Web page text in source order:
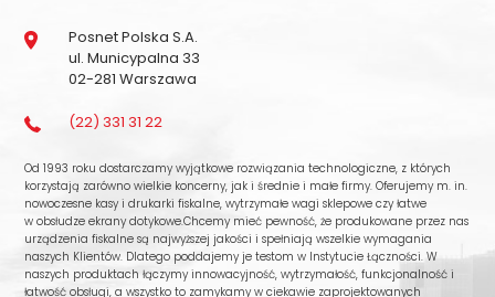
Posnet Polska S.A.
ul. Municypalna 33
02-281 Warszawa
(22) 331 31 22
Od 1993 roku dostarczamy wyjątkowe rozwiązania technologiczne, z których
korzystają zarówno wielkie koncerny, jak i średnie i małe firmy. Oferujemy m. in.
nowoczesne kasy i drukarki fiskalne, wytrzymałe wagi sklepowe czy łatwe
w obsłudze ekrany dotykowe.Chcemy mieć pewność, że produkowane przez nas
urządzenia fiskalne są najwyższej jakości i spełniają wszelkie wymagania
naszych Klientów. Dlatego poddajemy je testom w Instytucie Łączności. W
naszych produktach łączymy innowacyjność, wytrzymałość, funkcjonalność i
łatwość obsługi, a wszystko to zamykamy w ciekawie zaprojektowanych